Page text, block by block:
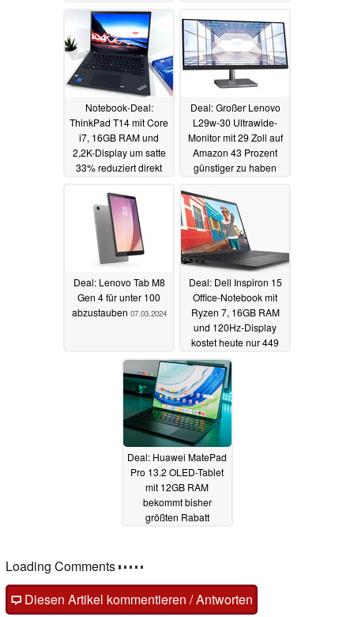
08.03.2024
Notebook-Deal:
ThinkPad T14 mit Core
i7, 16GB RAM und
2,2K-Display um satte
33% reduziert direkt
Deal: Großer Lenovo
L29w-30 Ultrawide-
Monitor mit 29 Zoll auf
Amazon 43 Prozent
günstiger zu haben
Deal: Lenovo Tab M8
Gen 4 für unter 100
abzustauben 07.03.2024
Deal: Dell Inspiron 15
Office-Notebook mit
Ryzen 7, 16GB RAM
und 120Hz-Display
kostet heute nur 449
Euro05.03.2024
Deal: Huawei MatePad
Pro 13.2 OLED-Tablet
mit 12GB RAM
bekommt bisher
größten Rabatt
Loading Comments
Diesen Artikel kommentieren / Antworten